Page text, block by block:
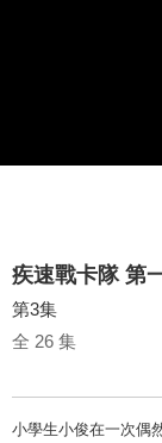
疾速戰卡隊 第
第3集
全 26 集
小學生小俊在一次偶